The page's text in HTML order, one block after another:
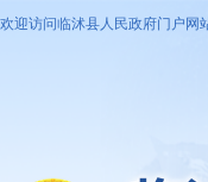
欢迎访问临沭县人民政府门户网